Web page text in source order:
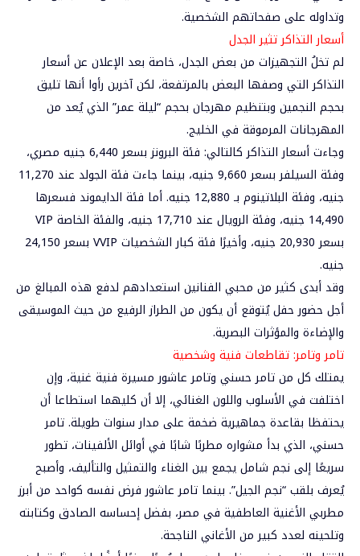
وتداوله على صفحاتهم الشخصية.
أسعار التذاكر تثير الجدل
لم تخلُ التجهيزات من بعض الجدل، خاصة بعد الإعلان عن أسعار
التذاكر التي وصفها البعض بالمرتفعة، لكن آخرين رأوا أنها تليق
بحجم النجمين وبتنظيم مهرجان بحجم “ليلة عمر” الذي يُعد من
المهرجانات المرموقة في الخليج.
وجاءت أسعار التذاكر كالتالي: فئة البرونز بسعر 6,440 جنيه مصري،
وفئة السيلفر بسعر 9,660 جنيه، بينما جاءت فئة الجولد عند 11,270
جنيه، وفئة البلاتينوم بـ 12,880 جنيه. أما فئة الدايموند فسعرها
14,490 جنيه، وفئة الرويال عند 17,710 جنيه، والفئة الخاصة VIP
بسعر 20,930 جنيه، وأخيرًا فئة كبار الشخصيات VVIP بسعر 24,150
جنيه.
وقد أبدى كثير من محبي الفنانين استعدادهم لدفع هذه المبالغ من
أجل حضور حفل يُتوقع أن يكون من الطراز الرفيع من حيث الموسيقى
والإضاءة والمؤثرات البصرية.
تامر وتامر: تقاطعات فنية وشخصية
يمتلك كل من تامر حسني وتامر عاشور مسيرة فنية غنية، وإن
اختلفت في الأسلوب واللون الغنائي، إلا أن كليهما استطاعا أن
يحتفظا بقاعدة جماهيرية ضخمة على مدار سنوات طويلة. تامر
حسني، الذي بدأ مشواره مطربًا شابًا في أوائل الألفينات، تطور
سريعًا إلى نجم شامل يجمع بين الغناء والتمثيل والتأليف، وأصبح
يُعرف بلقب “نجم الجيل”. بينما تامر عاشور فرض نفسه كواحد من أبرز
مطربي الأغنية العاطفية في مصر، بفضل إحساسه الصادق وكتابته
وتلحينه لعدد كبير من الأغاني الناجحة.